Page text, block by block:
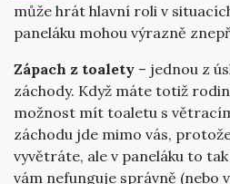
může hrát hlavní roli v
paneláku mohou výrazně
Zápach z toalety – jednou z
záchody. Když máte totiž
možnost mít toaletu s
záchodu jde mimo vás,
vyvětráte, ale v paneláku to
vám nefunguje správně (nebo